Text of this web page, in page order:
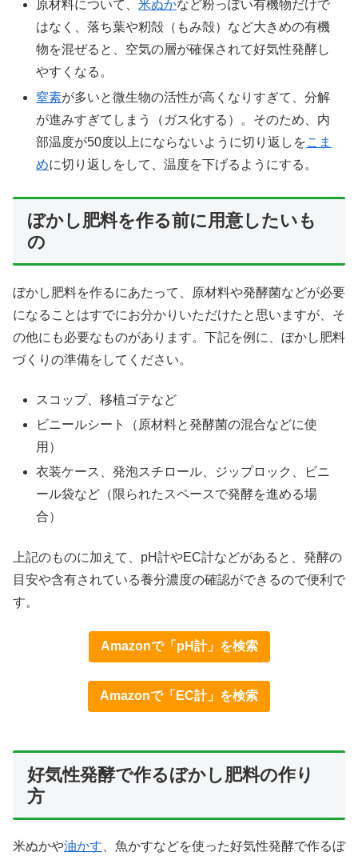
原材料について、米ぬかなど粉っぽい有機物だけで
はなく、落ち葉や籾殻（もみ殻）など大きめの有機
物を混ぜると、空気の層が確保されて好気性発酵し
やすくなる。
窒素が多いと微生物の活性が高くなりすぎて、分解
が進みすぎてしまう（ガス化する）。そのため、内
部温度が50度以上にならないように切り返しをこま
めに切り返しをして、温度を下げるようにする。
ぼかし肥料を作る前に用意したいも
の
ぼかし肥料を作るにあたって、原材料や発酵菌などが必要
になることはすでにお分かりいただけたと思いますが、そ
の他にも必要なものがあります。下記を例に、ぼかし肥料
づくりの準備をしてください。
スコップ、移植ゴテなど
ビニールシート（原材料と発酵菌の混合などに使
用）
衣装ケース、発泡スチロール、ジップロック、ビニ
ール袋など（限られたスペースで発酵を進める場
合）
上記のものに加えて、pH計やEC計などがあると、発酵の
目安や含有されている養分濃度の確認ができるので便利で
す。
Amazonで「pH計」を検索
Amazonで「EC計」を検索
好気性発酵で作るぼかし肥料の作り
方
米ぬかや油かす 、魚かすなどを使った好気性発酵で作るぼ